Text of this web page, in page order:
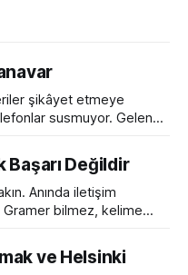
şikâyet etmeye
susmuyor. Gelen
Normalde
Empatik ve sakin ekip
lideri bir anda diktatöre dönüşüyor. Her fikre açık olan
Başarı Değildir
Anında iletişim
bilmez, kelime
sonra da sanki hep
aynı ve Helsinki